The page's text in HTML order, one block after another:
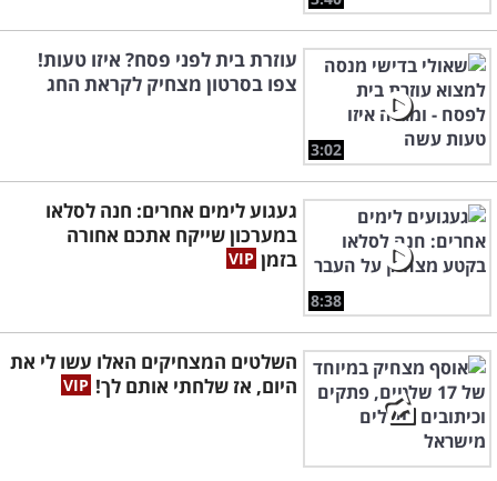
3:02
עוזרת בית לפני פסח? איזו טעות!
צפו בסרטון מצחיק לקראת החג
8:38
געגוע לימים אחרים: חנה לסלאו
במערכון שייקח אתכם אחורה
בזמן
השלטים המצחיקים האלו עשו לי את
היום, אז שלחתי אותם לך!